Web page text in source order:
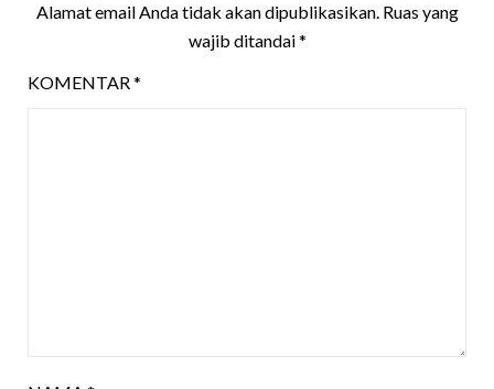
Alamat email Anda tidak akan dipublikasikan. Ruas yang
wajib ditandai*
KOMENTAR*